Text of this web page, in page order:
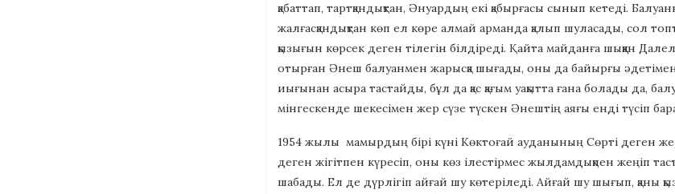
қабаттап, тартқандықтан, Әнуардың екі қабырғасы сынып кетеді.
жалғасқандықтан көп ел көре алмай арманда қалып шуласады, сол
қызығын көрсек деген тілегін білдіреді. Қайта майданға шыққан
отырған Әнеш балуанмен жарысқа шығады, оны да байырғы әдетімен
иығынан асыра тастайды, бұл да қас қағым уақытта ғана болады да,
мінгескенде шекесімен жер сүзе түскен Әнештің аяғы енді түсіп
1954 жылы мамырдың бірі күні Көктоғай ауданының Сөрті деген
деген жігітпен күресіп, оны көз ілестірмес жылдамдықпен жеңіп
шабады. Ел де дүрлігіп айғай шу көтеріледі. Айғай шу шығып, қаны